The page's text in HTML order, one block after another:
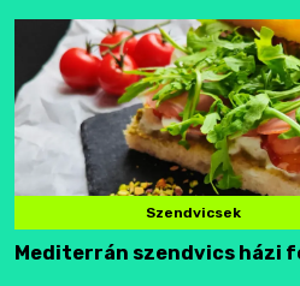
Szendvicsek
Mediterrán szendvics házi